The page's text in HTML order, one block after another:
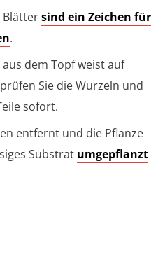
Blättersind ein Zeichen für
.
dem Topf weist auf
Sie die Wurzeln und
sofort.
entfernt und die Pflanze
Substrat umgepflanzt